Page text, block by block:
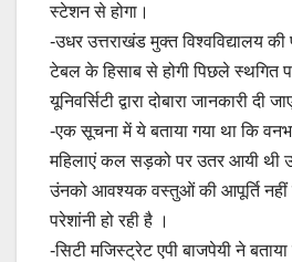
स्टेशन से होगा।
-उधर उत्तराखंड मुक्त विश्वविद्यालय की
टेबल के हिसाब से होगी पिछले स्थगित
यूनिवर्सिटी द्वारा दोबारा जानकारी दी
-एक सूचना में ये बताया गया था कि
महिलाएं कल सड़को पर उतर आयी थी
उंनको आवश्यक वस्तुओं की आपूर्ति नहीं
परेशांनी हो रही है ।
-सिटी मजिस्ट्रेट एपी बाजपेयी ने